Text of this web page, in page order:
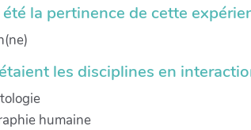
la pertinence de cette
les disciplines en
humaine